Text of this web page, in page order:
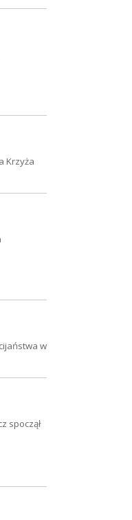
Krzyża
w
spoczął